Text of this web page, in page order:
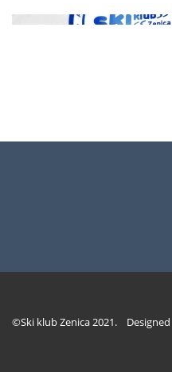
©Ski klub Zenica 2021.